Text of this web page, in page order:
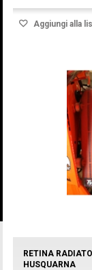
Aggiungi alla
RETINA
HUSQUARNA